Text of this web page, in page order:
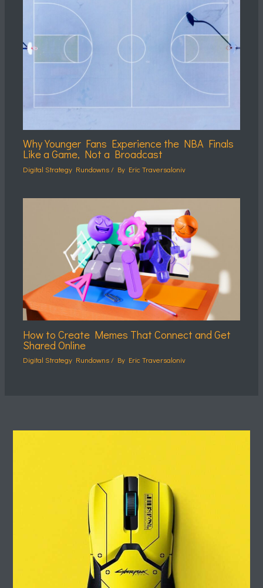
Why Younger Fans Experience the NBA Finals
Like a Game, Not a Broadcast
Digital Strategy Rundowns / By Eric Traversaloniv
How to Create Memes That Connect and Get
Shared Online
Digital Strategy Rundowns / By Eric Traversaloniv